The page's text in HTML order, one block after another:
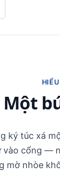
Một
ký túc xá
cổng —
mờ nhòe